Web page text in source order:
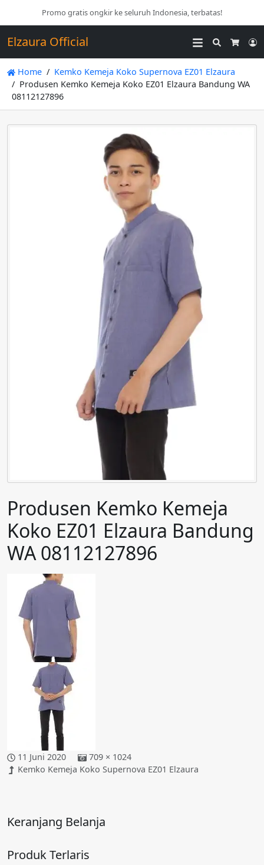
Promo gratis ongkir ke seluruh Indonesia, terbatas!
Elzaura Official
Search
Home
Kemko Kemeja Koko Supernova EZ01 Elzaura
Produsen Kemko Kemeja Koko EZ01 Elzaura​ Bandung WA
08112127896
Produsen Kemko Kemeja
Koko EZ01 Elzaura​ Bandung
WA 08112127896
11 Juni 2020
709 × 1024
Kemko Kemeja Koko Supernova EZ01 Elzaura
Keranjang Belanja
Produk Terlaris